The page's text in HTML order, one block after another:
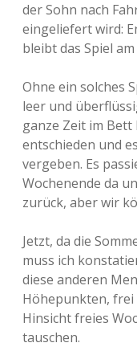
der Sohn nach
eingeliefert wird:
bleibt das Spiel
Ohne ein solches
leer und
ganze Zeit im Bett
entschieden und
vergeben. Es
Wochenende da
zurück, aber wir
Jetzt, da die
muss ich
diese anderen
Höhepunkten, frei
Hinsicht freies
tauschen.